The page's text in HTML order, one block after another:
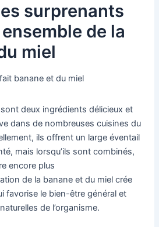
surprenants
de la
miel
deux ingrédients délicieux et
dans de nombreuses cuisines du
ils offrent un large éventail
mais lorsqu’ils sont combinés,
encore plus
de la banane et du miel crée
favorise le bien-être général et
de l’organisme.